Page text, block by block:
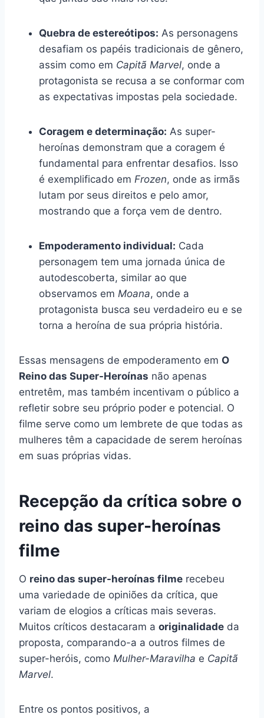
Quebra de estereótipos: As personagens
desafiam os papéis tradicionais de gênero,
assim como em Capitã Marvel, onde a
protagonista se recusa a se conformar com
as expectativas impostas pela sociedade.
Coragem e determinação: As super-
heroínas demonstram que a coragem é
fundamental para enfrentar desafios. Isso
é exemplificado em Frozen, onde as irmãs
lutam por seus direitos e pelo amor,
mostrando que a força vem de dentro.
Empoderamento individual: Cada
personagem tem uma jornada única de
autodescoberta, similar ao que
observamos em Moana, onde a
protagonista busca seu verdadeiro eu e se
torna a heroína de sua própria história.
Essas mensagens de empoderamento em O
Reino das Super-Heroínas não apenas
entretêm, mas também incentivam o público a
refletir sobre seu próprio poder e potencial. O
filme serve como um lembrete de que todas as
mulheres têm a capacidade de serem heroínas
em suas próprias vidas.
Recepção da crítica sobre o
reino das super-heroínas
filme
O reino das super-heroínas filme recebeu
uma variedade de opiniões da crítica, que
variam de elogios a críticas mais severas.
Muitos críticos destacaram a originalidade da
proposta, comparando-a a outros filmes de
super-heróis, como Mulher-Maravilha e Capitã
Marvel.
Entre os pontos positivos, a